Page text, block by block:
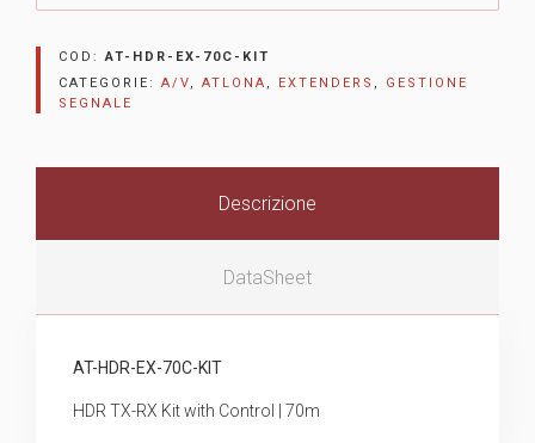
COD:AT-HDR-EX-70C-KIT
CATEGORIE: A/V, ATLONA , EXTENDERS , GESTIONE
SEGNALE
Descrizione
DataSheet
AT-HDR-EX-70C-KIT
HDR TX-RX Kit with Control | 70m